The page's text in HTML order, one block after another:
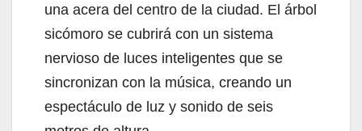
una acera del centro de la ciudad. El árbol
sicómoro se cubrirá con un sistema
nervioso de luces inteligentes que se
sincronizan con la música, creando un
espectáculo de luz y sonido de seis